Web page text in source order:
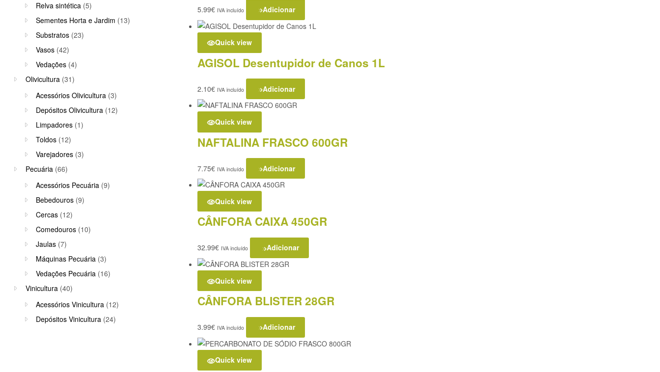
5.99€ IVA incluído Adicionar
Quick view
AGISOL Desentupidor de Canos 1L
2.10€ IVA incluído Adicionar
Quick view
NAFTALINA FRASCO 600GR
7.75€ IVA incluído Adicionar
Quick view
CÂNFORA CAIXA 450GR
32.99€ IVA incluído Adicionar
Quick view
CÂNFORA BLISTER 28GR
3.99€ IVA incluído Adicionar
Quick view
Relva sintética (5)
Sementes Horta e Jardim (13)
Substratos (23)
Vasos (42)
Vedações (4)
Olivicultura (31)
Acessórios Olivicultura (3)
Depósitos Olivicultura (12)
Limpadores (1)
Toldos (12)
Varejadores (3)
Pecuária (66)
Acessórios Pecuária (9)
Bebedouros (9)
Cercas (12)
Comedouros (10)
Jaulas (7)
Máquinas Pecuária (3)
Vedações Pecuária (16)
Vinicultura (40)
Acessórios Vinicultura (12)
Depósitos Vinicultura (24)